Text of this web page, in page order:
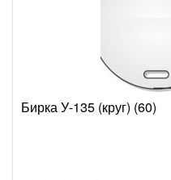
Бирка У-135 (круг) (60)